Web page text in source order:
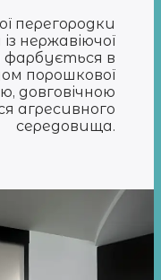
перегородки
нержавіючої
в
порошкової
довговічною
агресивного
середовища.